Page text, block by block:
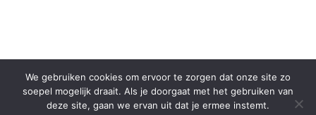
We gebruiken cookies om ervoor te zorgen dat onze site zo
soepel mogelijk draait. Als je doorgaat met het gebruiken van
deze site, gaan we ervan uit dat je ermee instemt.